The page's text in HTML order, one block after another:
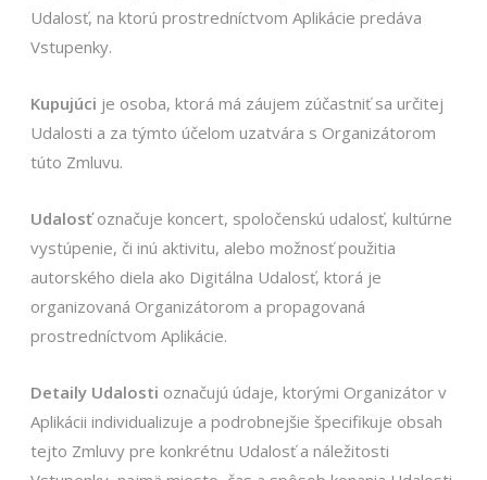
Udalosť, na ktorú prostredníctvom Aplikácie predáva
Vstupenky.
Kupujúci je osoba, ktorá má záujem zúčastniť sa určitej
Udalosti a za týmto účelom uzatvára s Organizátorom
túto Zmluvu.
Udalosťoznačuje koncert, spoločenskú udalosť, kultúrne
vystúpenie, či inú aktivitu, alebo možnosť použitia
autorského diela ako Digitálna Udalosť, ktorá je
organizovaná Organizátorom a propagovaná
prostredníctvom Aplikácie.
Detaily Udalosti označujú údaje, ktorými Organizátor v
Aplikácii individualizuje a podrobnejšie špecifikuje obsah
tejto Zmluvy pre konkrétnu Udalosť a náležitosti